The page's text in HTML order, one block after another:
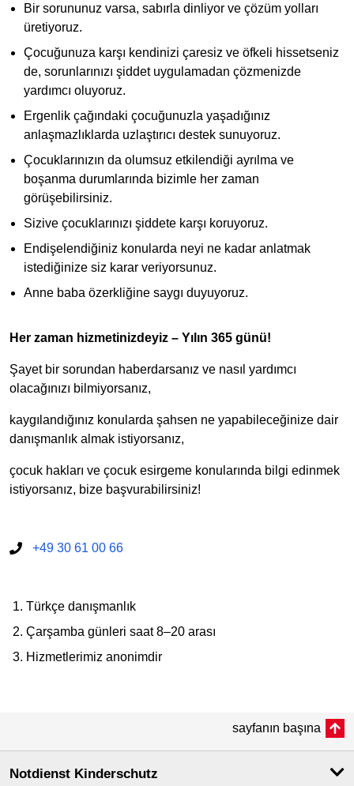
Bir sorununuz varsa, sabırla dinliyor ve çözüm yolları
üretiyoruz.
Çocuğunuza karşı kendinizi çaresiz ve öfkeli hissetseniz
de, sorunlarınızı şiddet uygulamadan çözmenizde
yardımcı oluyoruz.
Ergenlik çağındaki çocuğunuzla yaşadığınız
anlaşmazlıklarda uzlaştırıcı destek sunuyoruz.
Çocuklarınızın da olumsuz etkilendiği ayrılma ve
boşanma durumlarında bizimle her zaman
görüşebilirsiniz.
Sizive çocuklarınızı şiddete karşı koruyoruz.
Endişelendiğiniz konularda neyi ne kadar anlatmak
istediğinize siz karar veriyorsunuz.
Anne baba özerkliğine saygı duyuyoruz.
Her zaman hizmetinizdeyiz – Yılın 365 günü!
Şayet bir sorundan haberdarsanız ve nasıl yardımcı
olacağınızı bilmiyorsanız,
kaygılandığınız konularda şahsen ne yapabileceğinize dair
danışmanlık almak istiyorsanız,
çocuk hakları ve çocuk esirgeme konularında bilgi edinmek
istiyorsanız, bize başvurabilirsiniz!
+49 30 61 00 66
Türkçe danışmanlık
Çarşamba günleri saat 8–20 arası
Hizmetlerimiz anonimdir
sayfanın başına
Notdienst Kinderschutz